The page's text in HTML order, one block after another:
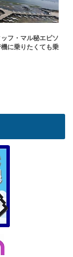
フ・マル秘エピソ
に乗りたくても乗